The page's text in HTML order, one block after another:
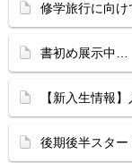
修学旅行に向
書初め展示中
【新入生情報
後期後半スタ